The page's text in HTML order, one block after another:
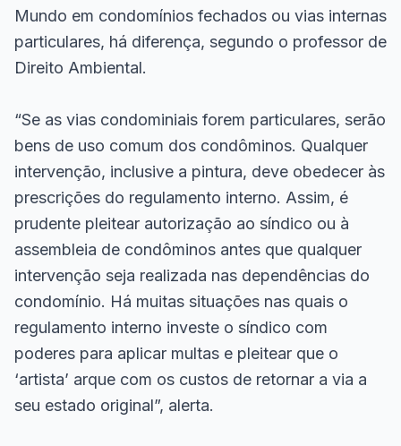
Mundo em condomínios fechados ou vias internas
particulares, há diferença, segundo o professor de
Direito Ambiental.
“Se as vias condominiais forem particulares, serão
bens de uso comum dos condôminos. Qualquer
intervenção, inclusive a pintura, deve obedecer às
prescrições do regulamento interno. Assim, é
prudente pleitear autorização ao síndico ou à
assembleia de condôminos antes que qualquer
intervenção seja realizada nas dependências do
condomínio. Há muitas situações nas quais o
regulamento interno investe o síndico com
poderes para aplicar multas e pleitear que o
‘artista’ arque com os custos de retornar a via a
seu estado original”, alerta.